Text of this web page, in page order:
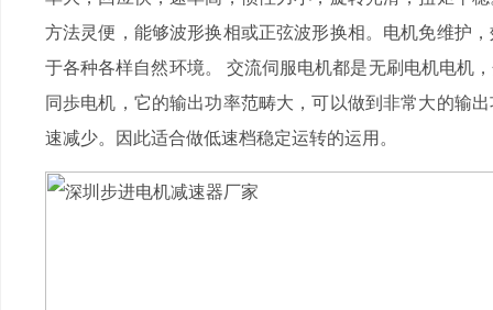
方法灵便，能够波形换相或正弦波形换相。电机免维护
于各种各样自然环境。 交流伺服电机都是无刷电机电机
同歩电机，它的输出功率范畴大，可以做到非常大的输
速减少。因此适合做低速档稳定运转的运用。